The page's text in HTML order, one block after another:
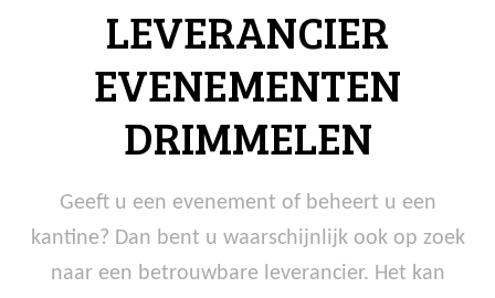
LEVERANCIER
EVENEMENTEN
DRIMMELEN
Geeft u een evenement of beheert u een
kantine? Dan bent u waarschijnlijk ook op zoek
naar een betrouwbare leverancier. Het kan